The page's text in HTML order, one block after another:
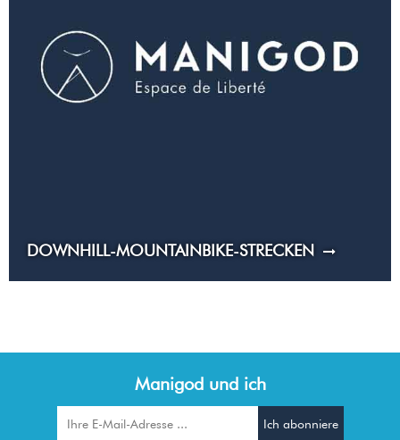
DOWNHILL-MOUNTAINBIKE-STRECKEN
Manigod und ich